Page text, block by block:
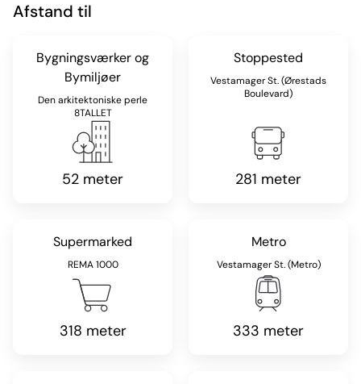
Afstand til
Bygningsværker og
Bymiljøer
Den arkitektoniske perle
8TALLET
52 meter
Stoppested
Vestamager St. (Ørestads
Boulevard)
281 meter
Supermarked
REMA 1000
318 meter
Metro
Vestamager St. (Metro)
333 meter